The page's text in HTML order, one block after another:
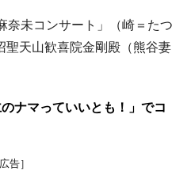
未コンサート」（崎＝たつ
天山歓喜院金剛殿（熊谷妻
ナマっていいとも！」でコ
広告］